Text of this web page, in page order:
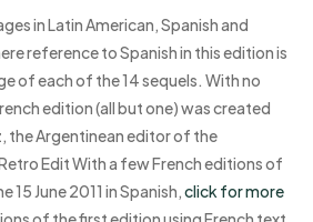
in Latin American, Spanish and
reference to Spanish in this edition is
of each of the 14 sequels. With no
edition (all but one) was created
the Argentinean editor of the
Edit With a few French editions of
June 2011 in Spanish,click for more